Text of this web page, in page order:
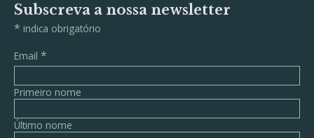
Subscreva a nossa newsletter
* indica obrigatório
Email *
Primeiro nome
Último nome